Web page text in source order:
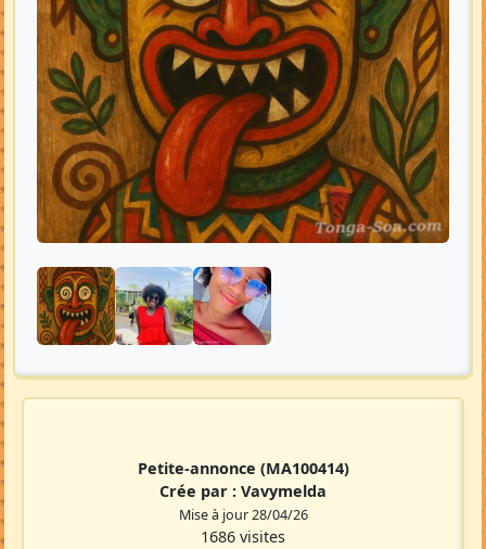
Petite-annonce (MA100414)
Crée par : Vavymelda
Mise à jour 28/04/26
1686 visites